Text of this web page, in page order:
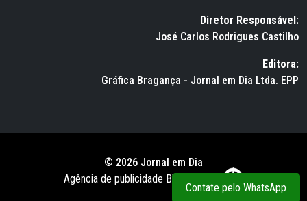
Diretor Responsável:
José Carlos Rodrigues Castilho
Editora:
Gráfica Bragança - Jornal em Dia Ltda. EPP
© 2026 Jornal em Dia
Agência de publicidade BWS RUSSO
Contate pelo WhatsApp